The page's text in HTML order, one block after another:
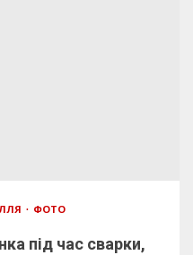
ФОТО
під час сварки,